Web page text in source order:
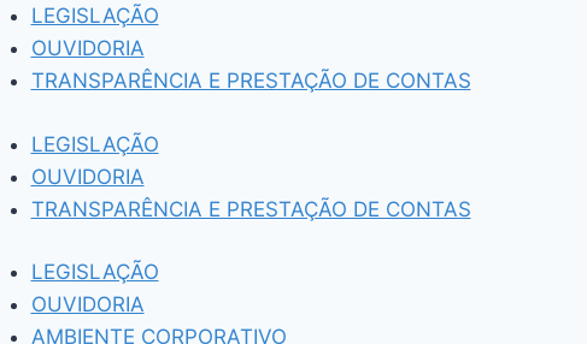
Pular
para
LEGISLAÇÃO
OUVIDORIA
TRANSPARÊNCIA E PRESTAÇÃO DE CONTAS
LEGISLAÇÃO
OUVIDORIA
TRANSPARÊNCIA E PRESTAÇÃO DE CONTAS
LEGISLAÇÃO
OUVIDORIA
AMBIENTE CORPORATIVO